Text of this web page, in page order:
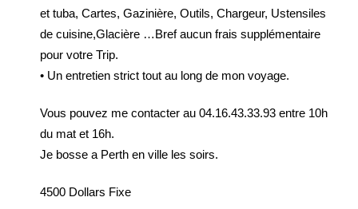
et tuba, Cartes, Gazinière, Outils, Chargeur, Ustensiles
de cuisine,Glacière …Bref aucun frais supplémentaire
pour votre Trip.
• Un entretien strict tout au long de mon voyage.
Vous pouvez me contacter au 04.16.43.33.93 entre 10h
du mat et 16h.
Je bosse a Perth en ville les soirs.
4500 Dollars Fixe